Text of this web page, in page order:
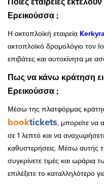
Ερεικούσσα ;
Η ακτοπλοϊκή εταιρεία
ακτοπλοϊκό δρομολόγιο τον
επιβάτες και αυτοκίνητα με
Πως να κάνω κράτηση
Ερεικούσσα ;
Μέσω της πλατφόρμας
booktickets, μπορείτε να
σε 1 λεπτό και να
καθυστερήσεις. Μέσω αυτής
συγκρίνετε τιμές και ωράρια
επιλέξετε το καταλληλότερο